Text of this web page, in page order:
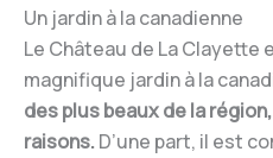
Un jardin à la canadienne
Le Château de La Clayette
magnifique jardin à la
des plus beaux de la
raisons. D’une part, il est